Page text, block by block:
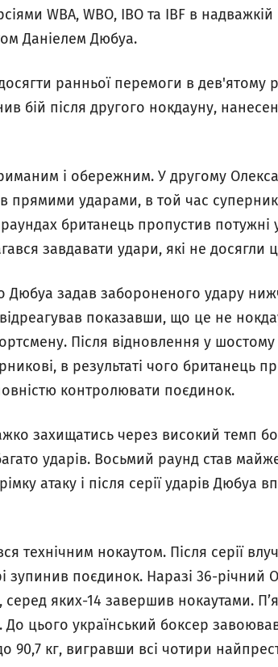
WBA, WBO, IBO та IBF в
Даніелем Дюбуа.
ранньої перемоги в дев'ятому
бій після другого нокдауну,
і обережним. У другому
прямими ударами, в той час
британець пропустив потужні
завдавати удари, які не досягли
Дюбуа задав забороненого удару
відреагував показавши, що це не
Після відновлення у шостому
в результаті чого британець
контролювати поєдинок.
захищатись через високий темп
ударів. Восьмий раунд став
атаку і після серії ударів Дюбуа
технічним нокаутом. Після серії
зупинив поєдинок. Наразі 36-річний
яких-14 завершив нокаутами.
До цього український боксер
90,7 кг, вигравши всі чотири